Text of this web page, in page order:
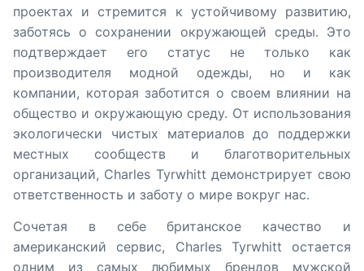
проектах и стремится к устойчивому развитию,
заботясь о сохранении окружающей среды. Это
подтверждает его статус не только как
производителя модной одежды, но и как
компании, которая заботится о своем влиянии на
общество и окружающую среду. От использования
экологически чистых материалов до поддержки
местных сообществ и благотворительных
организаций, Charles Tyrwhitt демонстрирует свою
ответственность и заботу о мире вокруг нас.
Сочетая в себе британское качество и
американский сервис, Charles Tyrwhitt остается
одним из самых любимых брендов мужской